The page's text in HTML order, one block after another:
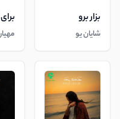
بزار برو
شایان یو